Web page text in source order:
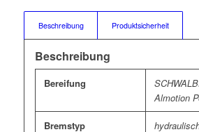
Beschreibung Produktsicherheit
Beschreibung
Bereifung
Almotion
Bremstyp